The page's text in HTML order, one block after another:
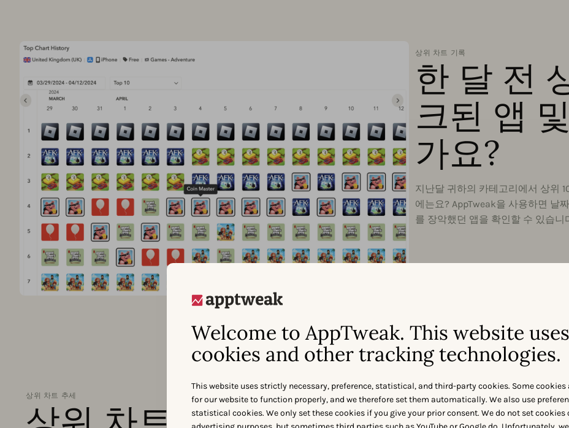
Welcome to AppTweak. This website uses
cookies and other tracking technologies.
This website uses strictly necessary, preference, statistical, and third-party cookies. Some cookies
for our website to function properly, and we therefore set them automatically. We also use
statistical cookies. We only set these cookies if you give your prior consent. We do not set cookies
상위 차트 기록
한 달 전
크된 앱
가요?
지난달 귀하의 카테고리에서 상위
에는요? AppTweak을 사용하면 날
를 장악했던 앱을 확인할 수 있습니
상위 차트 추세